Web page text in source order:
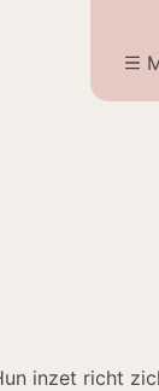
inzet richt